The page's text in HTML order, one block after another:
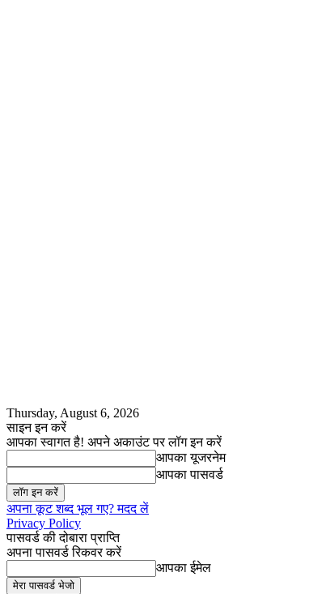
Thursday, August 6, 2026
साइन इन करें
आपका स्वागत है! अपने अकाउंट पर लॉग इन करें
आपका यूजरनेम
आपका पासवर्ड
अपना कूट शब्द भूल गए? मदद लें
Privacy Policy
पासवर्ड की दोबारा प्राप्ति
अपना पासवर्ड रिकवर करें
आपका ईमेल